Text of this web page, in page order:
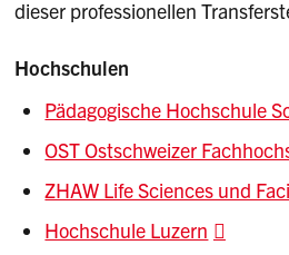
dieser professionellen
Hochschulen
Pädagogische Hochschule
OST Ostschweizer
ZHAW Life Sciences und
Hochschule Luzern